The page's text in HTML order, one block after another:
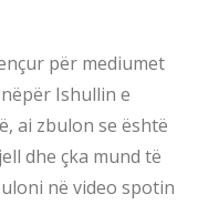
për mediumet
Ishullin e
ai zbulon se është
dhe çka mund të
në video spotin